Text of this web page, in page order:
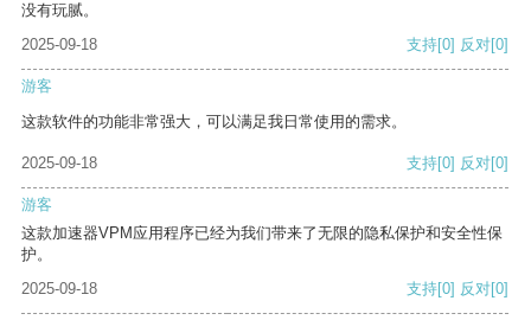
没有玩腻。
2025-09-18
支持[0] 反对[0]
游客
这款软件的功能非常强大，可以满足我日常使用的需求。
2025-09-18 支持[0] 反对[0]
游客
这款加速器VPM应用程序已经为我们带来了无限的隐私保护和安全性保
护。
2025-09-18
支持[0] 反对[0]